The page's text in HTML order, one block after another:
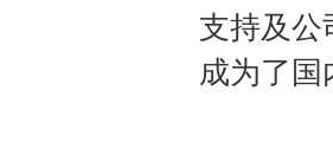
支持及公
成为了国